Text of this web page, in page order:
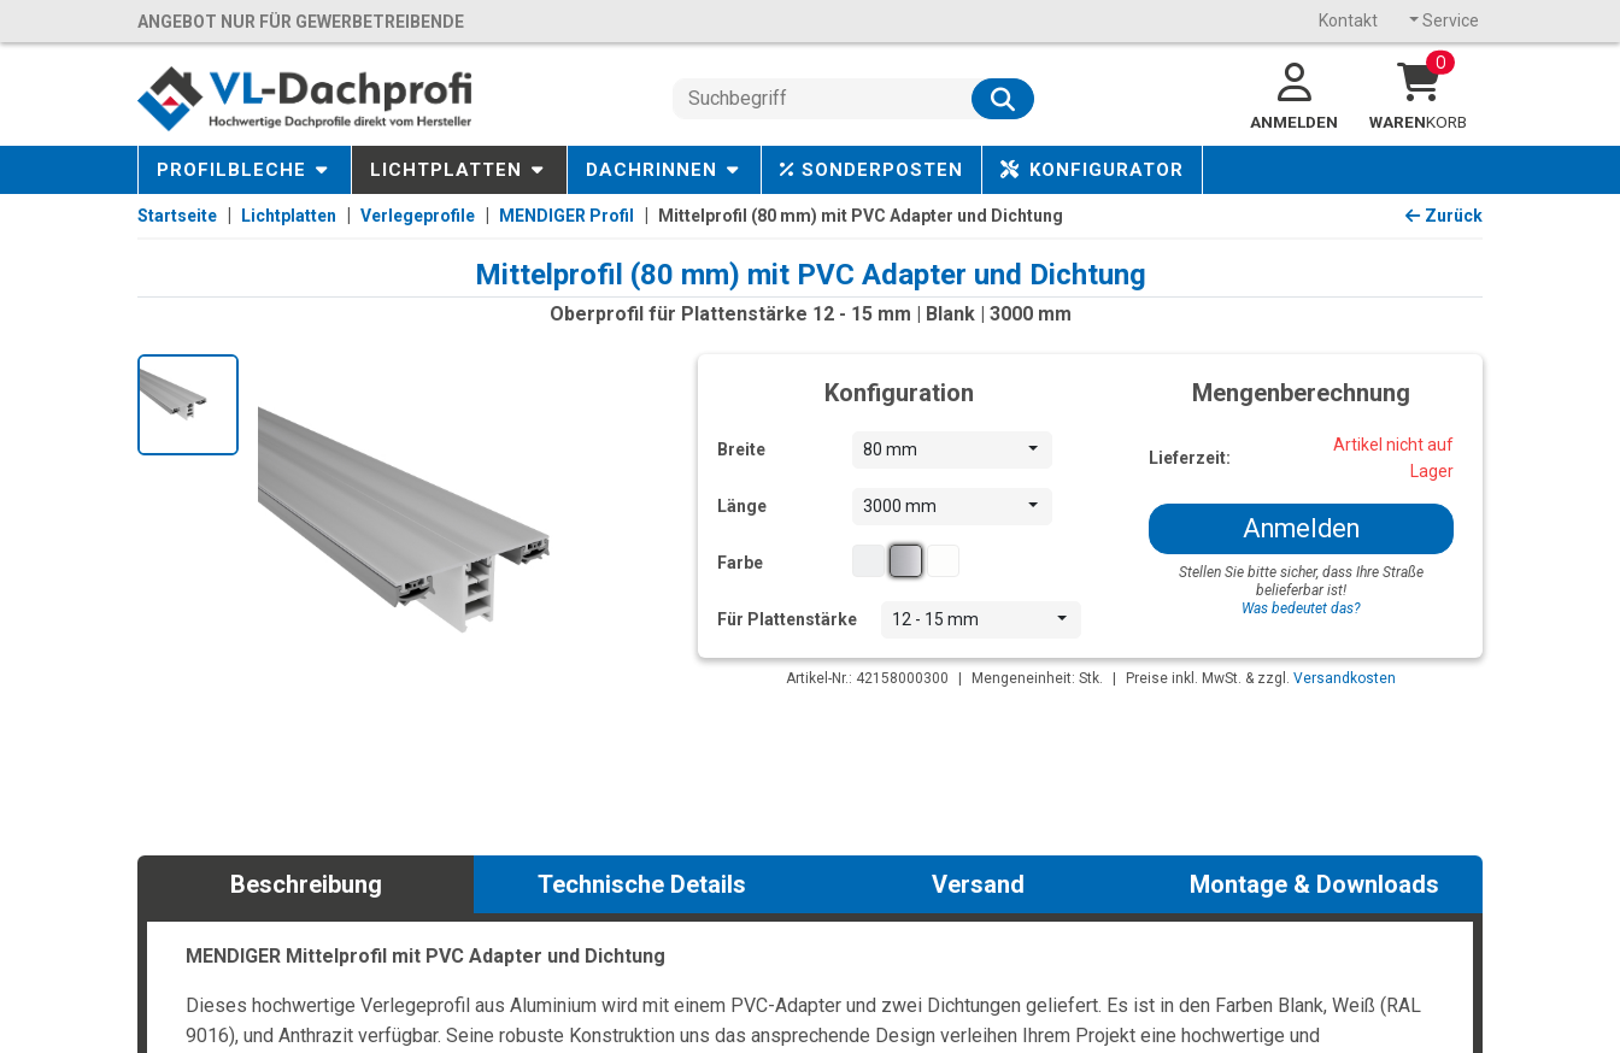
ANGEBOT NUR FÜR GEWERBETREIBENDE Kontakt Service
ANMELDEN
0
WARENKORB
PROFILBLECHE LICHTPLATTEN DACHRINNEN SONDERPOSTEN KONFIGURATOR
Startseite Lichtplatten Verlegeprofile MENDIGER Profil Mittelprofil (80 mm) mit PVC Adapter und Dichtung Zurück
Mittelprofil (80 mm) mit PVC Adapter und Dichtung
Oberprofil für Plattenstärke 12 - 15 mm | Blank | 3000 mm
Konfiguration
Breite 80 mm
Länge 3000 mm
Farbe
Für Plattenstärke 12 - 15 mm
Mengenberechnung
Lieferzeit:
Artikel nicht auf
Lager
Anmelden
Stellen Sie bitte sicher, dass Ihre Straße
belieferbar ist!
Was bedeutet das?
Artikel-Nr.: 42158000300 Mengeneinheit: Stk. Preise inkl. MwSt. & zzgl. Versandkosten
Beschreibung Technische Details Versand Montage & Downloads
MENDIGER Mittelprofil mit PVC Adapter und Dichtung
Dieses hochwertige Verlegeprofil aus Aluminium wird mit einem PVC-Adapter und zwei Dichtungen geliefert. Es ist in den Farben Blank, Weiß (RAL
9016), und Anthrazit verfügbar. Seine robuste Konstruktion uns das ansprechende Design verleihen Ihrem Projekt eine hochwertige und